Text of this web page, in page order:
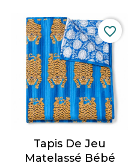
Tapis De Jeu
Matelassé Bébé
favorite_border